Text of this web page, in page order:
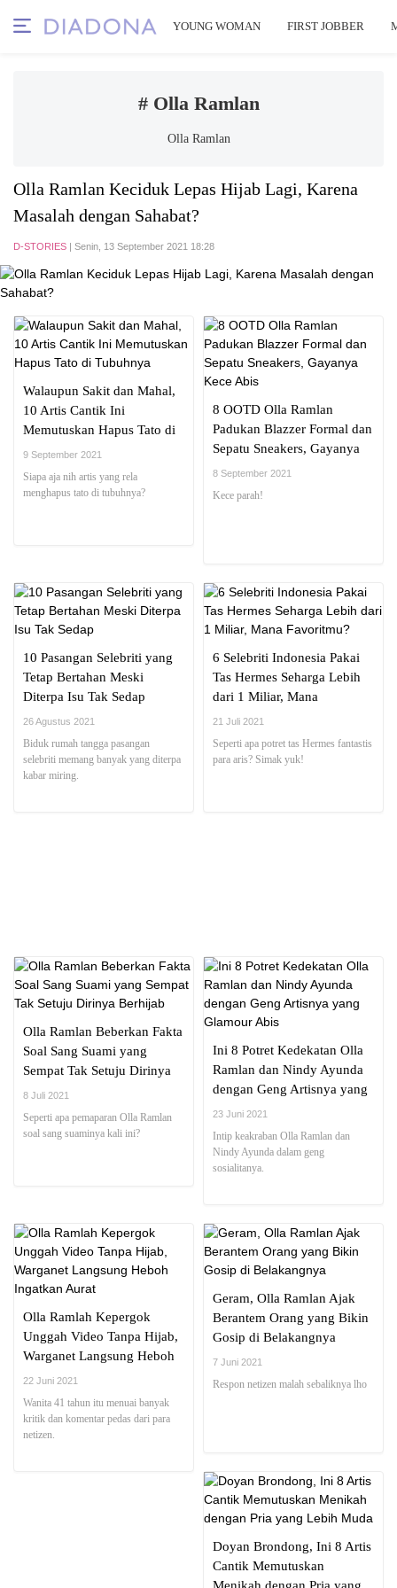
YOUNG WOMAN FIRST JOBBER
# Olla Ramlan
Olla Ramlan
Olla Ramlan Keciduk Lepas Hijab Lagi, Karena
Masalah dengan Sahabat?
D-STORIES | Senin, 13 September 2021 18:28
Walaupun Sakit dan Mahal,
10 Artis Cantik Ini
Memutuskan Hapus Tato di
Tubuhnya
9 September 2021
Siapa aja nih artis yang rela
menghapus tato di tubuhnya?
8 OOTD Olla Ramlan
Padukan Blazzer Formal dan
Sepatu Sneakers, Gayanya
Kece Abis
8 September 2021
Kece parah!
10 Pasangan Selebriti yang
Tetap Bertahan Meski
Diterpa Isu Tak Sedap
26 Agustus 2021
Biduk rumah tangga pasangan
selebriti memang banyak yang diterpa
kabar miring.
6 Selebriti Indonesia Pakai
Tas Hermes Seharga Lebih
dari 1 Miliar, Mana
Favoritmu?
21 Juli 2021
Seperti apa potret tas Hermes fantastis
para aris? Simak yuk!
Olla Ramlan Beberkan Fakta
Soal Sang Suami yang
Sempat Tak Setuju Dirinya
Berhijab
8 Juli 2021
Seperti apa pemaparan Olla Ramlan
soal sang suaminya kali ini?
Ini 8 Potret Kedekatan Olla
Ramlan dan Nindy Ayunda
dengan Geng Artisnya yang
Glamour Abis
23 Juni 2021
Intip keakraban Olla Ramlan dan
Nindy Ayunda dalam geng
sosialitanya.
Olla Ramlah Kepergok
Unggah Video Tanpa Hijab,
Warganet Langsung Heboh
Ingatkan Aurat
22 Juni 2021
Wanita 41 tahun itu menuai banyak
kritik dan komentar pedas dari para
netizen.
Geram, Olla Ramlan Ajak
Berantem Orang yang Bikin
Gosip di Belakangnya
7 Juni 2021
Respon netizen malah sebaliknya lho
Doyan Brondong, Ini 8 Artis
Cantik Memutuskan